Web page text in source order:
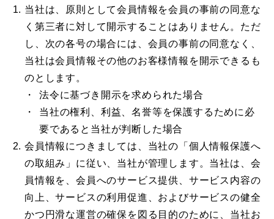
当社は、原則として会員情報を会員の事前の同意な
く第三者に対して開示することはありません。ただ
し、次の各号の場合には、会員の事前の同意なく、
当社は会員情報その他のお客様情報を開示できるも
のとします。
法令に基づき開示を求められた場合
当社の権利、利益、名誉等を保護するために必
要であると当社が判断した場合
会員情報につきましては、当社の「個人情報保護へ
の取組み」に従い、当社が管理します。当社は、会
員情報を、会員へのサービス提供、サービス内容の
向上、サービスの利用促進、およびサービスの健全
かつ円滑な運営の確保を図る目的のために、当社お